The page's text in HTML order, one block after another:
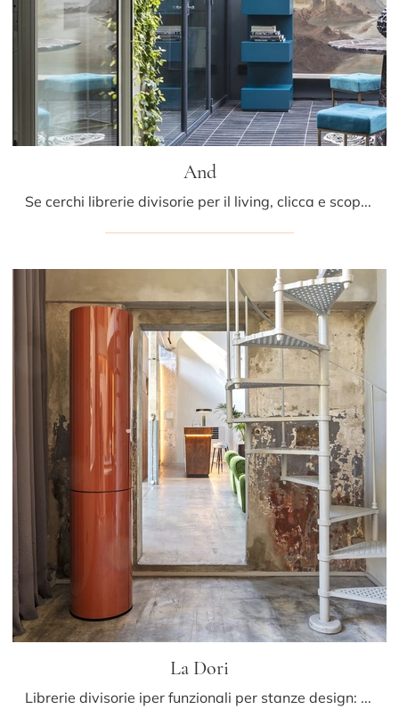
And
Se cerchi librerie divisorie per il living, clicca e scopri le nostre soluzioni design: il modello And Mogg ti attende!
La Dori
Librerie divisorie iper funzionali per stanze design: ottieni informazioni sul modello La Dori del marchio Mogg!